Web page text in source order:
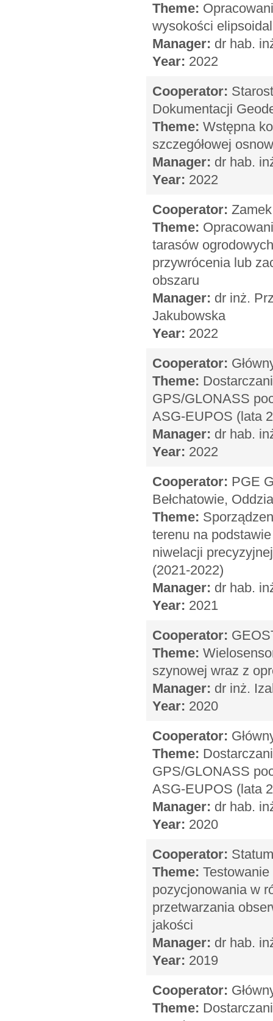
Theme:
wysokości
Manager: dr hab.
Year: 2022
Cooperator:
Dokumentacji
Theme: Wstępna
szczegółowej
Manager: dr hab.
Year: 2022
Cooperator:
Theme:
tarasów
przywrócenia lub
obszaru
Manager: dr inż.
Jakubowska
Year: 2022
Cooperator:
Theme:
GPS/GLONASS
ASG-EUPOS (lata
Manager: dr hab.
Year: 2022
Cooperator: PGE
Bełchatowie,
Theme:
terenu na
niwelacji
(2021-2022)
Manager: dr hab.
Year: 2021
Cooperator:
Theme:
szynowej wraz z
Manager: dr inż.
Year: 2020
Cooperator:
Theme:
GPS/GLONASS
ASG-EUPOS (lata
Manager: dr hab.
Year: 2020
Cooperator:
Theme:
pozycjonowania w
przetwarzania
jakości
Manager: dr hab.
Year: 2019
Cooperator:
Theme: